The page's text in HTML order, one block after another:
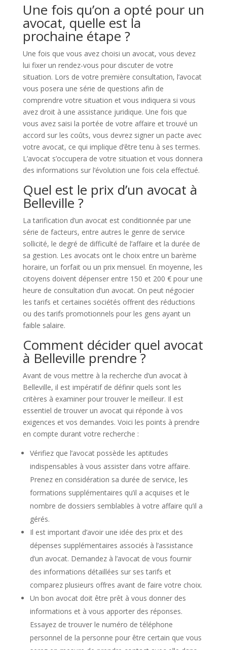
Une fois qu’on a opté pour un
avocat, quelle est la
prochaine étape ?
Une fois que vous avez choisi un avocat, vous devez
lui fixer un rendez-vous pour discuter de votre
situation. Lors de votre première consultation, l’avocat
vous posera une série de questions afin de
comprendre votre situation et vous indiquera si vous
avez droit à une assistance juridique. Une fois que
vous avez saisi la portée de votre affaire et trouvé un
accord sur les coûts, vous devrez signer un pacte avec
votre avocat, ce qui implique d’être tenu à ses termes.
L’avocat s’occupera de votre situation et vous donnera
des informations sur l’évolution une fois cela effectué.
Quel est le prix d’un avocat à
Belleville ?
La tarification d’un avocat est conditionnée par une
série de facteurs, entre autres le genre de service
sollicité, le degré de difficulté de l’affaire et la durée de
sa gestion. Les avocats ont le choix entre un barème
horaire, un forfait ou un prix mensuel. En moyenne, les
citoyens doivent dépenser entre 150 et 200 € pour une
heure de consultation d’un avocat. On peut négocier
les tarifs et certaines sociétés offrent des réductions
ou des tarifs promotionnels pour les gens ayant un
faible salaire.
Comment décider quel avocat
à Belleville prendre ?
Avant de vous mettre à la recherche d’un avocat à
Belleville, il est impératif de définir quels sont les
critères à examiner pour trouver le meilleur. Il est
essentiel de trouver un avocat qui réponde à vos
exigences et vos demandes. Voici les points à prendre
en compte durant votre recherche :
Vérifiez que l’avocat possède les aptitudes
indispensables à vous assister dans votre affaire.
Prenez en considération sa durée de service, les
formations supplémentaires qu’il a acquises et le
nombre de dossiers semblables à votre affaire qu’il a
gérés.
Il est important d’avoir une idée des prix et des
dépenses supplémentaires associés à l’assistance
d’un avocat. Demandez à l’avocat de vous fournir
des informations détaillées sur ses tarifs et
comparez plusieurs offres avant de faire votre choix.
Un bon avocat doit être prêt à vous donner des
informations et à vous apporter des réponses.
Essayez de trouver le numéro de téléphone
personnel de la personne pour être certain que vous